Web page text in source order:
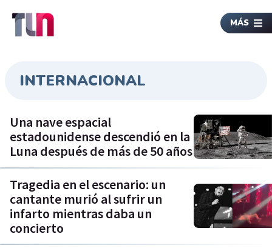
MÁS
INTERNACIONAL
Una nave espacial
estadounidense descendió en la
Luna después de más de 50 años
Tragedia en el escenario: un
cantante murió al sufrir un
infarto mientras daba un
concierto